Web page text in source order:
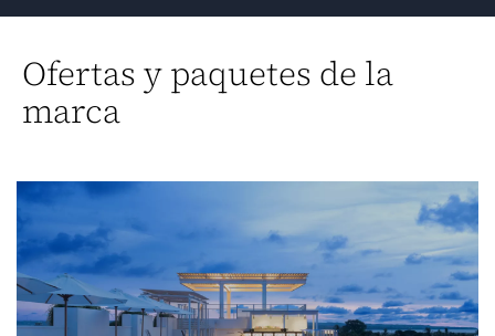
Ofertas y paquetes de la
marca